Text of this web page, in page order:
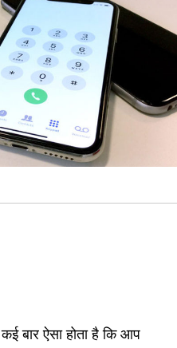
कई बार ऐसा होता है कि आप